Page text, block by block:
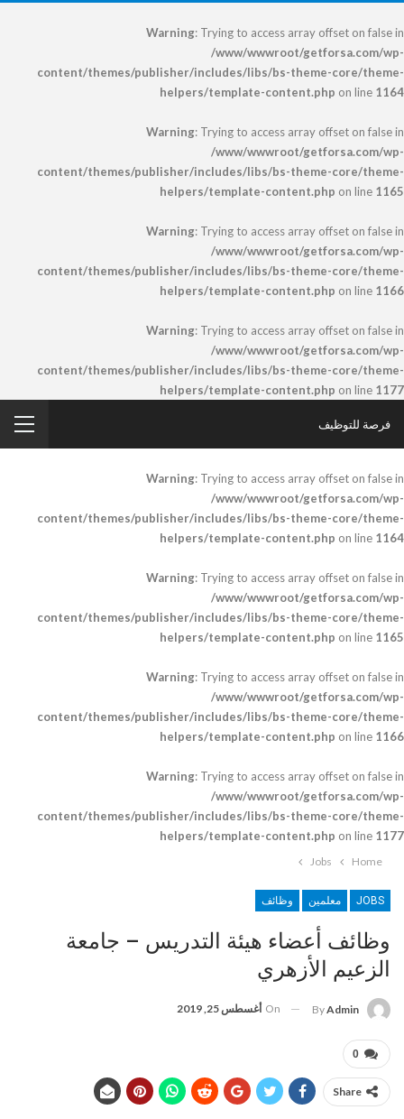
Warning: Trying to access array offset on false in
/www/wwwroot/getforsa.com/wp-
content/themes/publisher/includes/libs/bs-theme-core/theme-
helpers/template-content.php on line 1164
Warning: Trying to access array offset on false in
/www/wwwroot/getforsa.com/wp-
content/themes/publisher/includes/libs/bs-theme-core/theme-
helpers/template-content.php on line 1165
Warning: Trying to access array offset on false in
/www/wwwroot/getforsa.com/wp-
content/themes/publisher/includes/libs/bs-theme-core/theme-
helpers/template-content.php on line 1166
Warning: Trying to access array offset on false in
/www/wwwroot/getforsa.com/wp-
content/themes/publisher/includes/libs/bs-theme-core/theme-
helpers/template-content.php on line 1177
فرصة للتوظيف
Warning: Trying to access array offset on false in
/www/wwwroot/getforsa.com/wp-
content/themes/publisher/includes/libs/bs-theme-core/theme-
helpers/template-content.php on line 1164
Warning: Trying to access array offset on false in
/www/wwwroot/getforsa.com/wp-
content/themes/publisher/includes/libs/bs-theme-core/theme-
helpers/template-content.php on line 1165
Warning: Trying to access array offset on false in
/www/wwwroot/getforsa.com/wp-
content/themes/publisher/includes/libs/bs-theme-core/theme-
helpers/template-content.php on line 1166
Warning: Trying to access array offset on false in
/www/wwwroot/getforsa.com/wp-
content/themes/publisher/includes/libs/bs-theme-core/theme-
helpers/template-content.php on line 1177
Home
Jobs
JOBS معلمين وظائف
وظائف أعضاء هيئة التدريس – جامعة
الزعيم الأزهري
ByAdmin
On أغسطس 25, 2019
0
Share